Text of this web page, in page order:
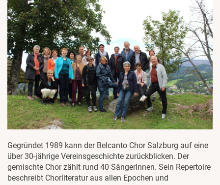
Gegründet 1989 kann der Belcanto Chor Salzburg auf eine
über 30-jährige Vereinsgeschichte zurückblicken. Der
gemischte Chor zählt rund 40 SängerInnen. Sein Repertoire
beschreibt Chorliteratur aus allen Epochen und